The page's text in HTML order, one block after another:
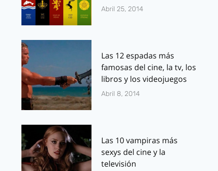
Abril 25, 2014
Las 12 espadas más
famosas del cine, la tv, los
libros y los videojuegos
Abril 8, 2014
Las 10 vampiras más
sexys del cine y la
televisión